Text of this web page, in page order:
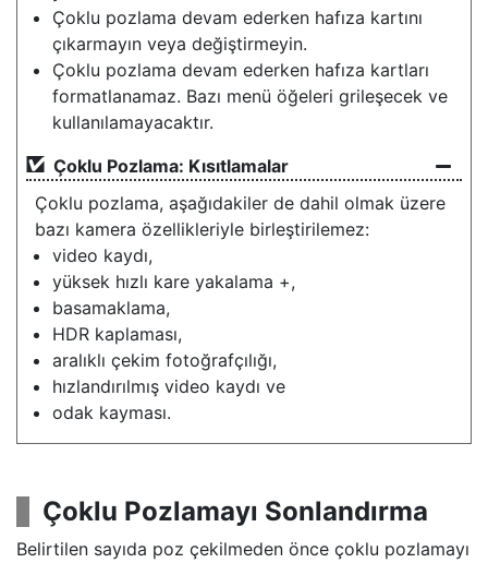
Çoklu pozlama devam ederken hafıza kartını
çıkarmayın veya değiştirmeyin.
Çoklu pozlama devam ederken hafıza kartları
formatlanamaz. Bazı menü öğeleri grileşecek ve
kullanılamayacaktır.
Çoklu Pozlama: Kısıtlamalar
Çoklu pozlama, aşağıdakiler de dahil olmak üzere
bazı kamera özellikleriyle birleştirilemez:
video kaydı,
yüksek hızlı kare yakalama +,
basamaklama,
HDR kaplaması,
aralıklı çekim fotoğrafçılığı,
hızlandırılmış video kaydı ve
odak kayması.
Çoklu Pozlamayı Sonlandırma
Belirtilen sayıda poz çekilmeden önce çoklu pozlamayı